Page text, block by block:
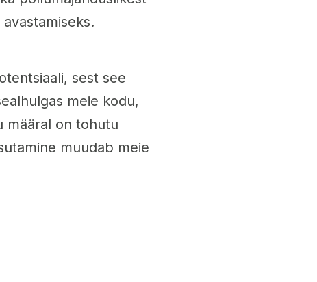
sest see
meie kodu,
määral on tohutu
muudab meie